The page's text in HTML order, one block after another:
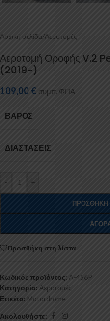
Αρχική σελίδα/Αεροτομές
Αεροτομή Οροφής V.2
(2019-)
109,00 € συμπ. ΦΠΑ
ΒΆΡΟΣ
ΔΙΑΣΤΆΣΕΙΣ
- +
ΠΡΟΣΘΉΚΗ
Προσθήκη στη λίστα
Κωδικός προϊόντος: A-456P
Κατηγορία: Αεροτομές
Ετικέτα: Motordrome
Ακολουθήστε: